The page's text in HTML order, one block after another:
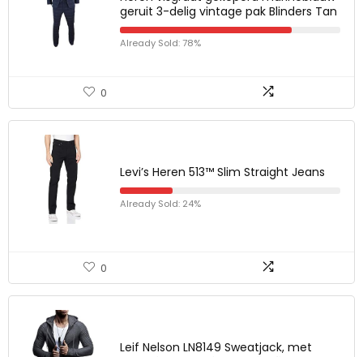
geruit 3-delig vintage pak Blinders Tan
Already Sold: 78%
0
Levi’s Heren 513™ Slim Straight Jeans
Already Sold: 24%
0
Leif Nelson LN8149 Sweatjack, met